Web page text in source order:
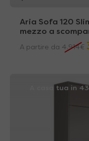
Aria Sofa 120
mezzo a
A partire da 4.914€
A casa tua in